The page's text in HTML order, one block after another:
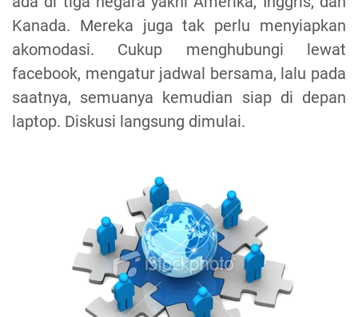
Kanada. Mereka juga tak perlu menyiapkan
akomodasi. Cukup menghubungi lewat
facebook, mengatur jadwal bersama, lalu pada
saatnya, semuanya kemudian siap di depan
laptop. Diskusi langsung dimulai.